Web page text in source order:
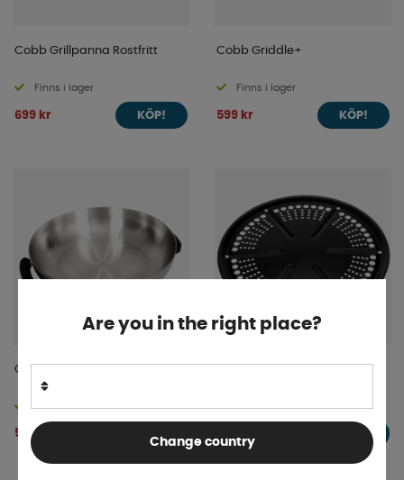
Cobb Grillpanna Rostfritt
Finns i lager
699 kr KÖP!
Cobb Griddle+
Finns i lager
599 kr KÖP!
Cobb Wokpanna
Finns i lager
599 kr KÖP!
Finns i lager
Are you in the right place?
Change country